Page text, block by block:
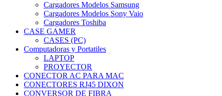
Cargadores Modelos Samsung
Cargadores Modelos Sony Vaio
Cargadores Toshiba
CASE GAMER
CASES (PC)
Computadoras y Portatiles
LAPTOP
PROYECTOR
CONECTOR AC PARA MAC
CONECTORES RJ45 DIXON
CONVERSOR DE FIBRA